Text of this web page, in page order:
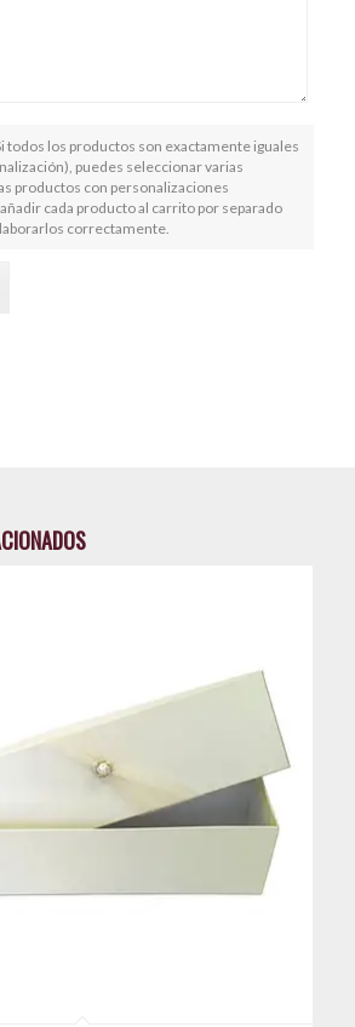
todos los productos son exactamente iguales
puedes seleccionar varias
productos con personalizaciones
cada producto al carrito por separado
correctamente.